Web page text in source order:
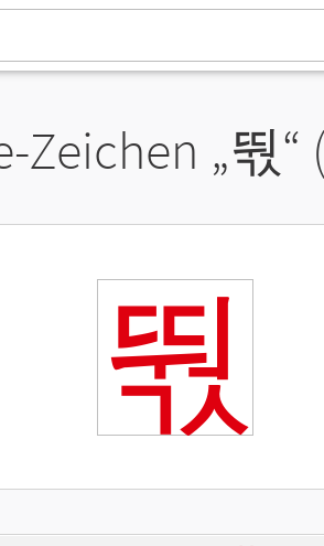
Zeichen „뚻“
뚻